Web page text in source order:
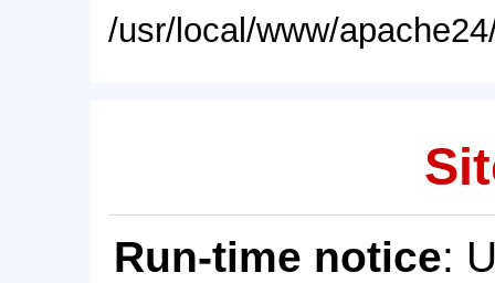
/usr/local/www/
Run-time notice: